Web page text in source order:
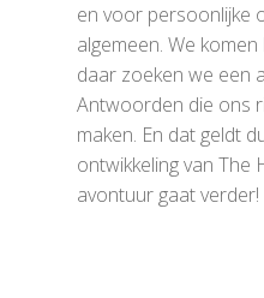
en voor persoonlijke
algemeen. We
daar zoeken we een
Antwoorden die ons
maken. En dat geldt
ontwikkeling van The
avontuur gaat verder!